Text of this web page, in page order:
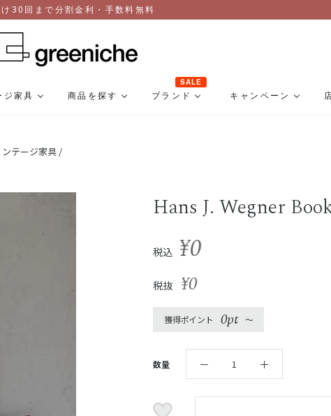
30回まで分割金利・手数料無料
ジ家具
商品を探す ブランド
SALE
キャンペーン
テージ家具 /
Hans J. Wegner
税込 ¥0
税抜 ¥0
獲得ポイント 0pt 〜
数量